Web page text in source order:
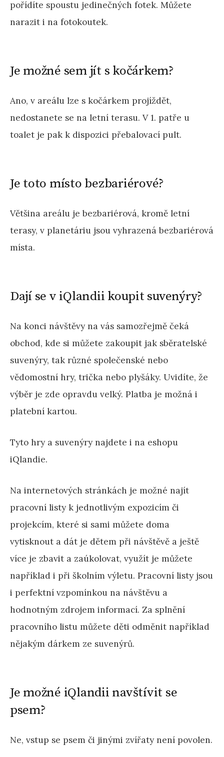
pořídíte spoustu jedinečných fotek. Můžete
narazit i na fotokoutek.
Je možné sem jít s kočárkem?
Ano, v areálu lze s kočárkem projíždět,
nedostanete se na letní terasu. V 1. patře u
toalet je pak k dispozici přebalovací pult.
Je toto místo bezbariérové?
Většina areálu je bezbariérová, kromě letní
terasy, v planetáriu jsou vyhrazená bezbariérová
místa.
Dají se v iQlandii koupit suvenýry?
Na konci návštěvy na vás samozřejmě čeká
obchod, kde si můžete zakoupit jak sběratelské
suvenýry, tak různé společenské nebo
vědomostní hry, trička nebo plyšáky. Uvidíte, že
výběr je zde opravdu velký. Platba je možná i
platební kartou.
Tyto hry a suvenýry najdete i na eshopu
iQlandie.
Na internetových stránkách je možné najít
pracovní listy k jednotlivým expozicím či
projekcím, které si sami můžete doma
vytisknout a dát je dětem při návštěvě a ještě
více je zbavit a zaúkolovat, využít je můžete
například i při školním výletu. Pracovní listy jsou
i perfektní vzpomínkou na návštěvu a
hodnotným zdrojem informací. Za splnění
pracovního listu můžete děti odměnit například
nějakým dárkem ze suvenýrů.
Je možné iQlandii navštívit se
psem?
Ne, vstup se psem či jinými zvířaty není povolen.